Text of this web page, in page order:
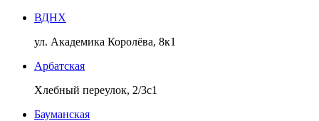
ВДНХ
ул. Академика Королёва, 8к1
Арбатская
Хлебный переулок, 2/3с1
Бауманская